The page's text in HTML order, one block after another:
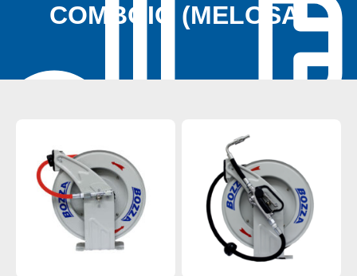
COMBOIO (MELOSA)